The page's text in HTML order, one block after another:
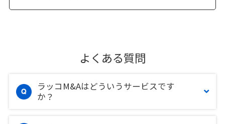
よくある質問
ラッコM&Aはどういうサービスです
か？